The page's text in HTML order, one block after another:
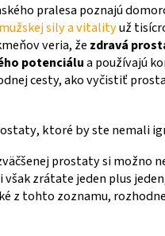
pralesa poznajú
sily a vitalityuž
veria, že zdravá
potenciálua používajú
cesty, ako vyčistiť
ktoré by ste nemali
prostaty si možno
však zrátate jeden plus
z tohto zoznamu,